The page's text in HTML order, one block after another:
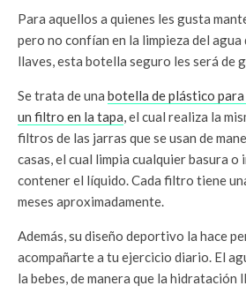
Para aquellos a quienes les gusta
pero no confían en la limpieza del agua
llaves, esta botella seguro les será de
Se trata de una botella de plástico
un filtro en la tapa, el cual realiza la
filtros de las jarras que se usan de
casas, el cual limpia cualquier basura o
contener el líquido. Cada filtro tiene
meses aproximadamente.
Además, su diseño deportivo la hace
acompañarte a tu ejercicio diario. El
la bebes, de manera que la hidratación